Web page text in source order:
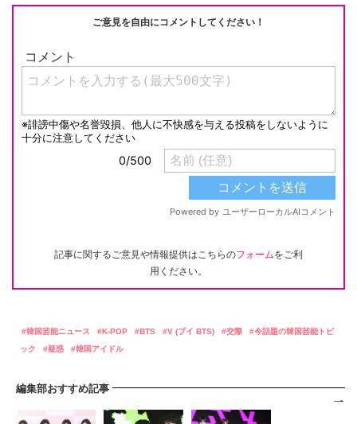
ご意見を自由にコメントしてください！
記事に関するご意見や情報提供はこちらのフォームをご利
用ください。
韓国芸能ニュース K-POP BTS V (ブイ BTS) 交際
今話題の韓国芸能トピ
ック
疑惑 韓国アイドル
編集部おすすめ記事